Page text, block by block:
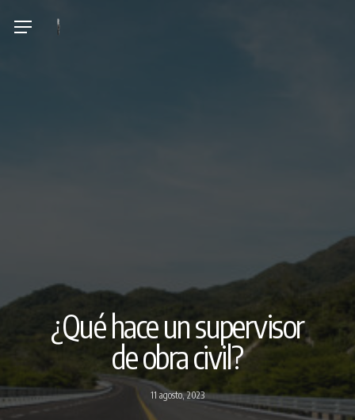
Menu
¿Qué hace un supervisor
de obra civil?
11 agosto, 2023